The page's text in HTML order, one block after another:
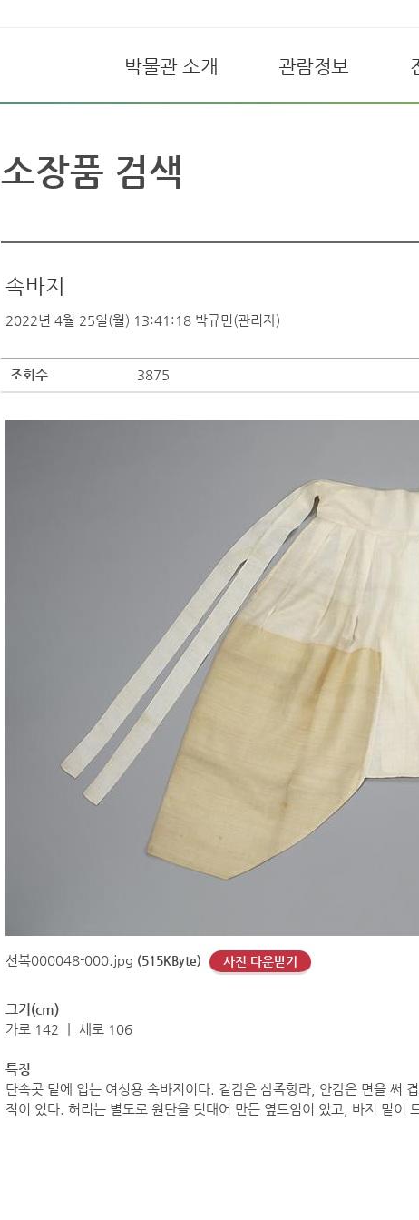
박물관 소개 관람정보
소장품 검색
속바지
2022년 4월 25일(월) 13:41:18 박규민(관리자)
조회수 3875
선복000048-000.jpg (515KByte) 사진 다운받기
크기(cm)
가로 142 ㅣ 세로 106
특징
단속곳 밑에 입는 여성용 속바지이다. 겉감은 삼족항라, 안감은 면을 써
적이 있다. 허리는 별도로 원단을 덧대어 만든 옆트임이 있고, 바지 밑이